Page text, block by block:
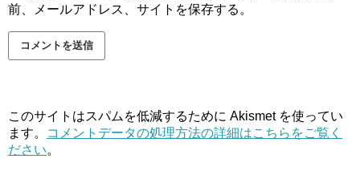
前、メールアドレス、サイトを保存する。
このサイトはスパムを低減するために Akismet を使ってい
ます。
コメントデータの処理方法の詳細はこちらをご覧く
ださい。